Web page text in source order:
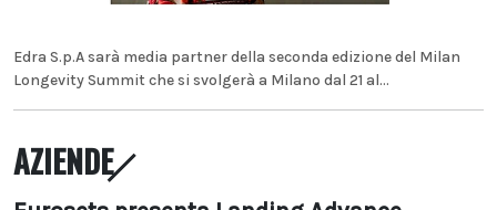
Edra S.p.A sarà media partner della seconda edizione del Milan
Longevity Summit che si svolgerà a Milano dal 21 al...
AZIENDE